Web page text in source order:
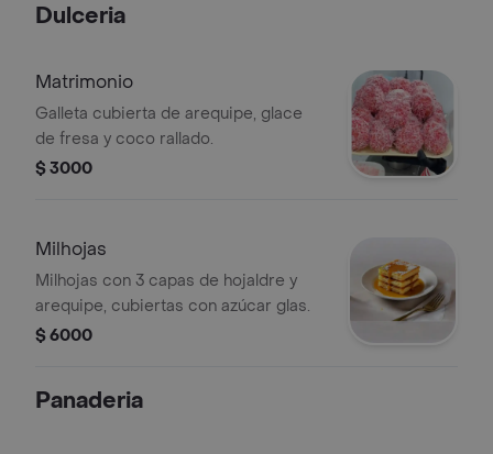
Dulceria
Matrimonio
Galleta cubierta de arequipe, glace
de fresa y coco rallado.
$ 3000
Milhojas
Milhojas con 3 capas de hojaldre y
arequipe, cubiertas con azúcar glas.
$ 6000
Panaderia